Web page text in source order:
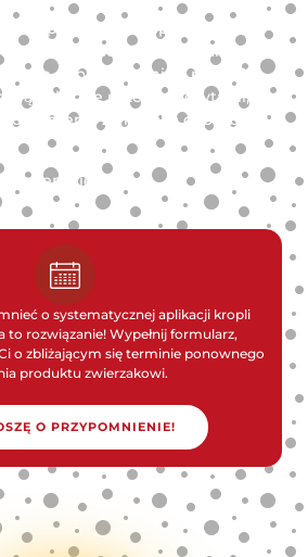
to polskie leki w postaci kropli
które zwalczają pchły i kleszcze.
– co 4 tygodnie – pozwala
ochronę przed pasożytami,
zarażenia zwierzaka chorobami.
spacery mogą być jeszcze
przyjemniejsze!
o systematycznej aplikacji kropli
to rozwiązanie! Wypełnij formularz,
o zbliżającym się terminie ponownego
produktu zwierzakowi.
O PRZYPOMNIENIE!